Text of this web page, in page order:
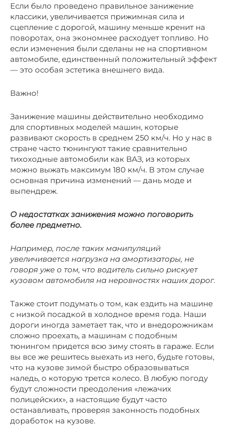
Если было проведено правильное занижение
классики, увеличивается прижимная сила и
сцепление с дорогой, машину меньше кренит на
поворотах, она экономнее расходует топливо. Но
если изменения были сделаны не на спортивном
автомобиле, единственный положительный эффект
— это особая эстетика внешнего вида.
Важно!
Занижение машины действительно необходимо
для спортивных моделей машин, которые
развивают скорость в среднем 250 км/ч. Но у нас в
стране часто тюнингуют такие сравнительно
тихоходные автомобили как ВАЗ, из которых
можно выжать максимум 180 км/ч. В этом случае
основная причина изменений — дань моде и
выпендреж.
О недостатках занижения можно поговорить
более предметно.
Например, после таких манипуляций
увеличивается нагрузка на амортизаторы, не
говоря уже о том, что водитель сильно рискует
кузовом автомобиля на неровностях наших дорог.
Также стоит подумать о том, как ездить на машине
с низкой посадкой в холодное время года. Наши
дороги иногда заметает так, что и внедорожникам
сложно проехать, а машинам с подобным
тюнингом придется всю зиму стоять в гараже. Если
вы все же решитесь выехать из него, будьте готовы,
что на кузове зимой быстро образовываться
наледь, о которую трется колесо. В любую погоду
будут сложности преодоления «лежачих
полицейских», а настоящие будут часто
останавливать, проверяя законность подобных
доработок на кузове.